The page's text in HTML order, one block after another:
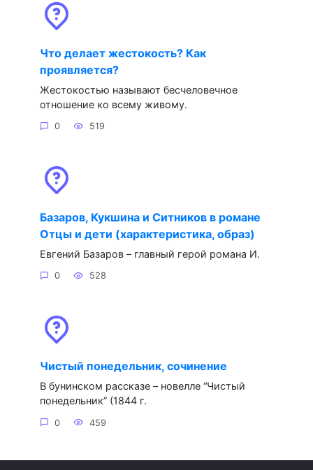
Что делает жестокость? Как
проявляется?
Жестокостью называют бесчеловечное
отношение ко всему живому.
0 519
Базаров, Кукшина и Ситников в романе
Отцы и дети (характеристика, образ)
Евгений Базаров – главный герой романа И.
0 528
Чистый понедельник, сочинение
В бунинском рассказе – новелле “Чистый
понедельник” (1844 г.
0 459